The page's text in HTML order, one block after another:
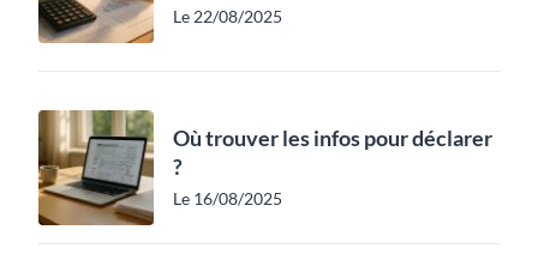
Le 22/08/2025
Où trouver les infos pour déclarer
?
Le 16/08/2025